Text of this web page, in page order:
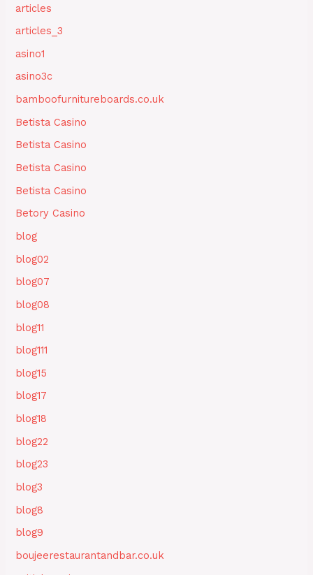
articles
articles_3
asino1
asino3c
bamboofurnitureboards.co.uk
Betista Casino
Betista Casino
Betista Casino
Betista Casino
Betory Casino
blog
blog02
blog07
blog08
blog11
blog111
blog15
blog17
blog18
blog22
blog23
blog3
blog8
blog9
boujeerestaurantandbar.co.uk